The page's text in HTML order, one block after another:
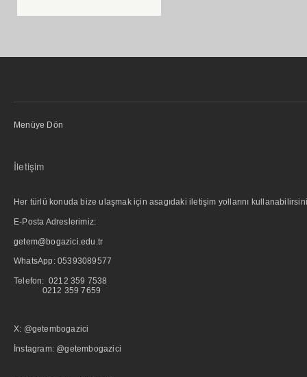
Menüye Dön
İletişim
Her türlü konuda bize ulaşmak için asagıdaki iletişim yollarını
E-Posta Adreslerimiz:
getem@bogazici.edu.tr
WhatsApp: 05393089577
Telefon: 0212 359 7538
0212 359 7659
X: @getembogazici
İnstagram: @getembogazici